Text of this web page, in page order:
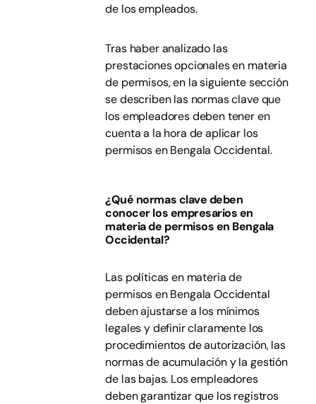
de los empleados.
Tras haber analizado las
prestaciones opcionales en materia
de permisos, en la siguiente sección
se describen las normas clave que
los empleadores deben tener en
cuenta a la hora de aplicar los
permisos en Bengala Occidental.
¿Qué normas clave deben
conocer los empresarios en
materia de permisos en Bengala
Occidental?
Las políticas en materia de
permisos en Bengala Occidental
deben ajustarse a los mínimos
legales y definir claramente los
procedimientos de autorización, las
normas de acumulación y la gestión
de las bajas. Los empleadores
deben garantizar que los registros